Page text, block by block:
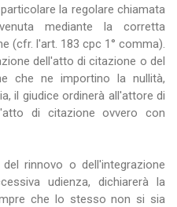
la regolare chiamata
mediante la corretta
(cfr. l'art. 183 cpc 1° comma).
dell'atto di citazione o del
che ne importino la nullità,
il giudice ordinerà all'attore di
di citazione ovvero con
rinnovo o dell'integrazione
udienza, dichiarerà la
che lo stesso non si sia